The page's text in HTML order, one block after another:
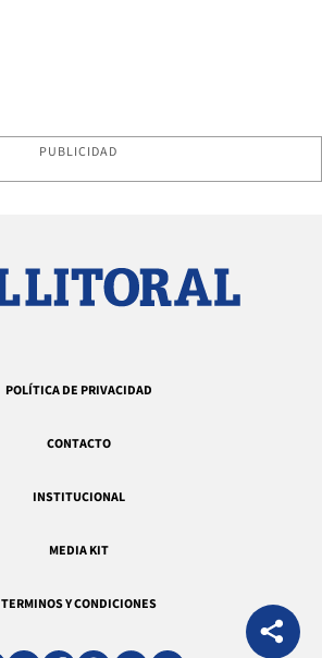
PUBLICIDAD
POLÍTICA DE PRIVACIDAD
CONTACTO
INSTITUCIONAL
MEDIA KIT
TERMINOS Y CONDICIONES